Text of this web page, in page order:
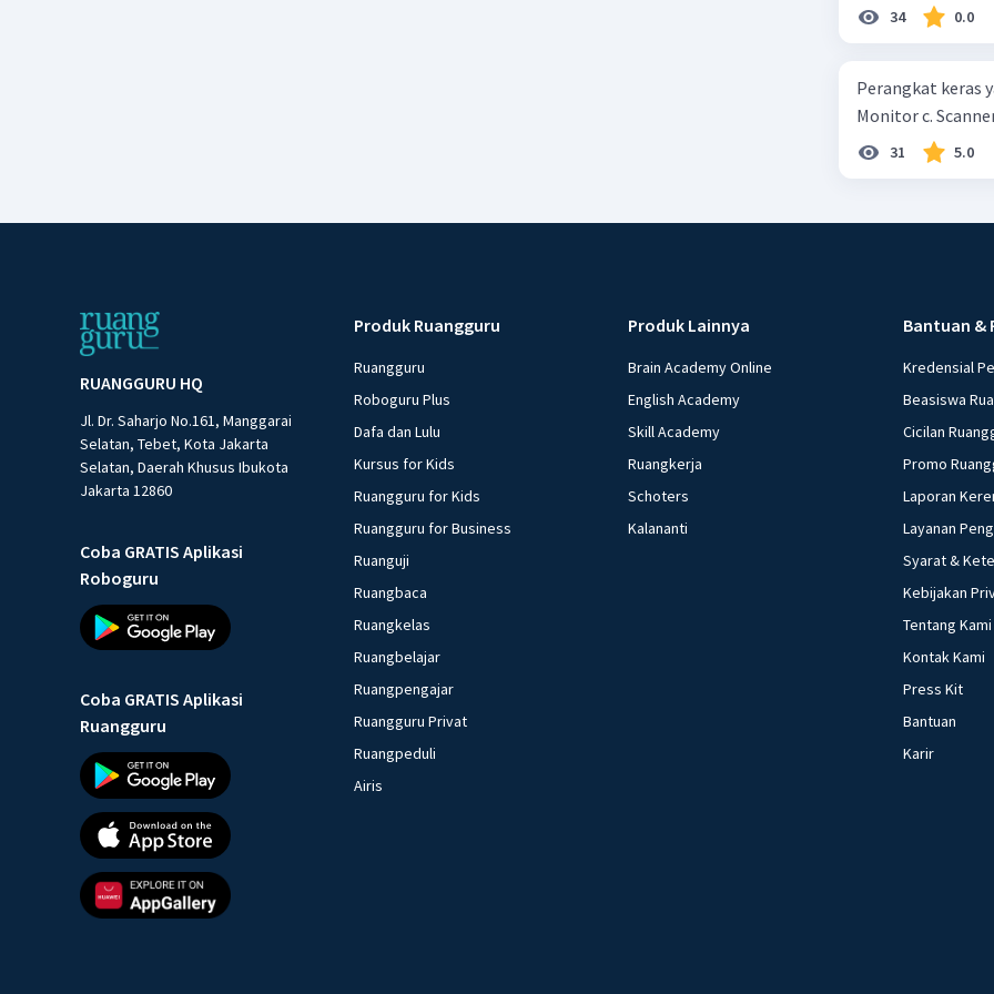
masyarakat
kepercayaan
34 0.0
Perangkat keras
Monitor c.
31 5.0
RUANGGURU HQ
Jl. Dr. Saharjo No.161, Manggarai
Selatan, Tebet, Kota Jakarta
Selatan, Daerah Khusus Ibukota
Jakarta 12860
Coba GRATIS Aplikasi
Roboguru
Coba GRATIS Aplikasi
Ruangguru
Produk Ruangguru
Ruangguru
Roboguru Plus
Dafa dan Lulu
Kursus for Kids
Ruangguru for Kids
Ruangguru for Business
Ruanguji
Ruangbaca
Ruangkelas
Ruangbelajar
Ruangpengajar
Ruangguru Privat
Ruangpeduli
Airis
Produk Lainnya
Brain Academy Online
English Academy
Skill Academy
Ruangkerja
Schoters
Kalananti
Bantuan &
Kredensial
Beasiswa
Cicilan
Promo
Laporan
Layanan
Syarat &
Kebijakan
Tentang Kami
Kontak Kami
Press Kit
Bantuan
Karir